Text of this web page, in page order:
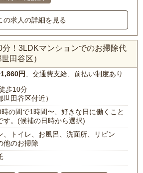
の求人の詳細を見る
！3LDKマンションでのお掃除代
田谷区）
円、交通費支給、前払い制度あり
歩10分
世田谷区付近）
の間で1時間〜、好きな日に働くこと
す。(候補の日時から選択)
、トイレ、お風呂、洗面所、リビン
他のお掃除